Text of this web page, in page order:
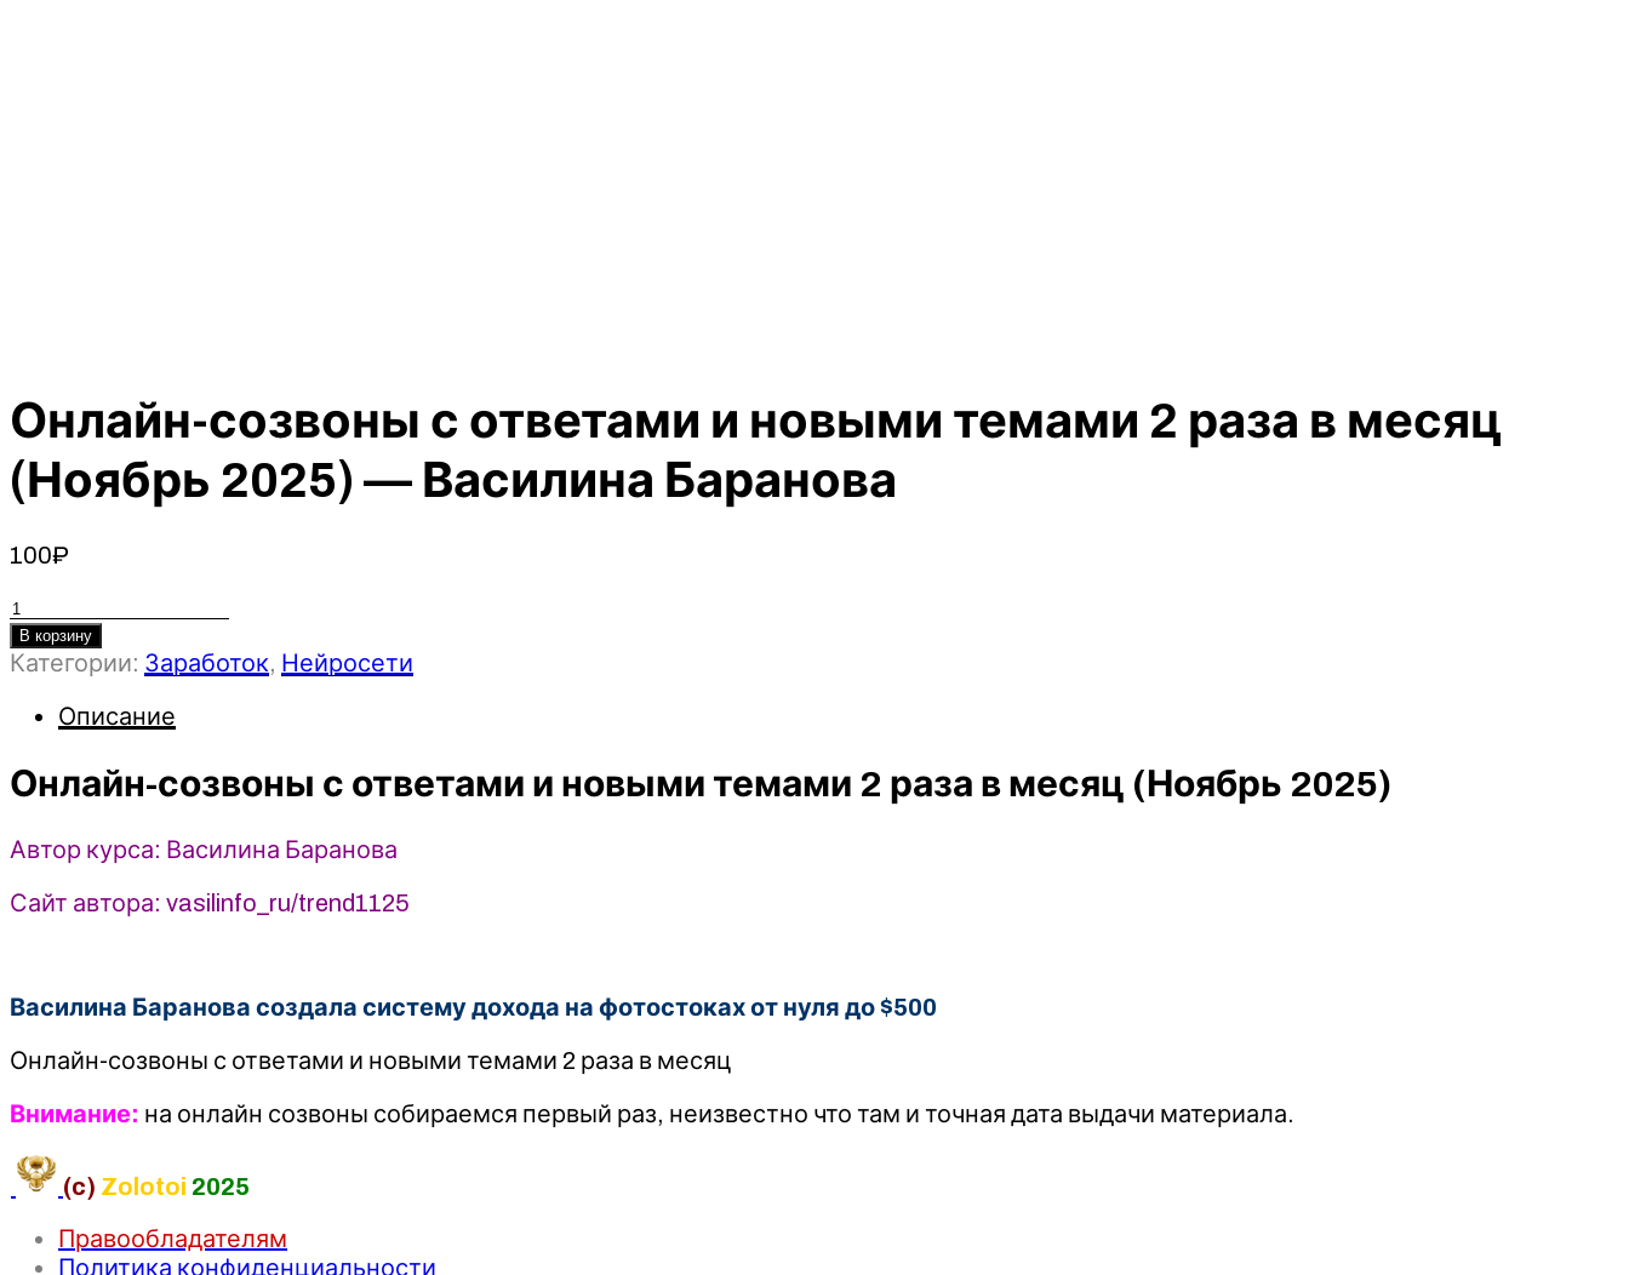
Онлайн-созвоны с ответами и новыми темами 2 раза в месяц
(Ноябрь 2025) — Василина Баранова
100₽
Количество
товара
Онлайн-
и
темами
2
раза
2025)
Василина
В корзину
Категории: Заработок, Нейросети
Описание
Онлайн-созвоны с ответами и новыми темами 2 раза в месяц (Ноябрь 2025)
Автор курса: Василина Баранова
Сайт автора: vasilinfo_ru/trend1125
Василина Баранова создала систему дохода на фотостоках от нуля до $500
Онлайн-созвоны с ответами и новыми темами 2 раза в месяц
Внимание: на онлайн созвоны собираемся первый раз, неизвестно что там и точная дата выдачи материала.
(c) Zolotoi 2025
Правообладателям
Политика конфиденциальности